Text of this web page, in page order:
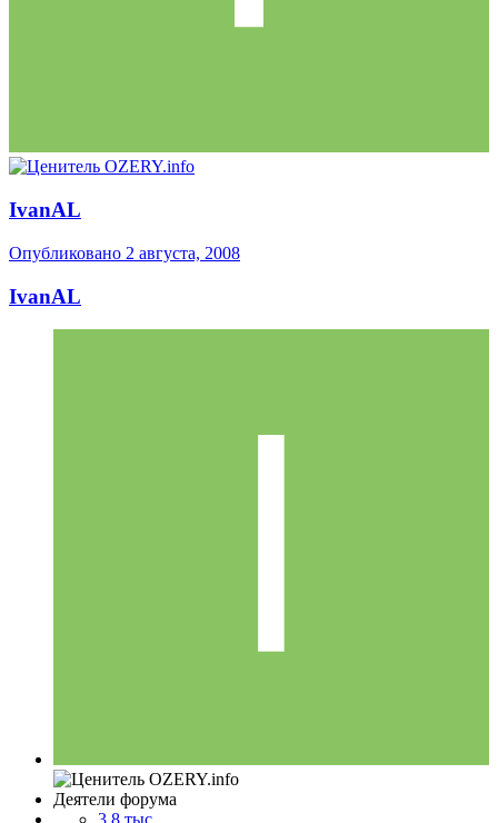
IvanAL
Опубликовано 2 августа, 2008
IvanAL
Деятели форума